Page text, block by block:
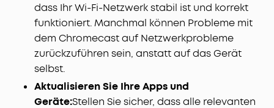
dass Ihr Wi-Fi-Netzwerk stabil ist und korrekt
funktioniert. Manchmal können Probleme mit
dem Chromecast auf Netzwerkprobleme
zurückzuführen sein, anstatt auf das Gerät
selbst.
Aktualisieren Sie Ihre Apps und
Geräte:Stellen Sie sicher, dass alle relevanten